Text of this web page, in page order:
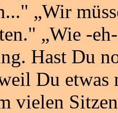
„Wir
„Wie -
Hast Du
Du
vielen